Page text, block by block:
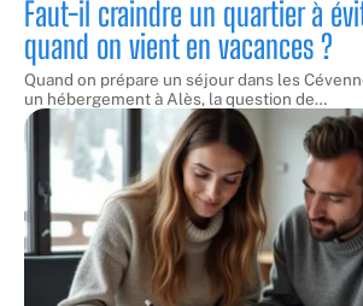
Faut-il craindre un quartier à
quand on vient en vacances ?
Quand on prépare un séjour dans les
un hébergement à Alès, la question de…